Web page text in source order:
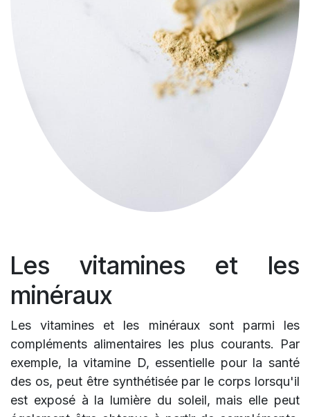
Les vitamines et les
minéraux
Les vitamines et les minéraux sont parmi les
compléments alimentaires les plus courants. Par
exemple, la vitamine D, essentielle pour la santé
des os, peut être synthétisée par le corps lorsqu'il
est exposé à la lumière du soleil, mais elle peut